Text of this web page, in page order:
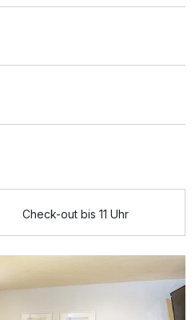
Check-out bis 11 Uhr